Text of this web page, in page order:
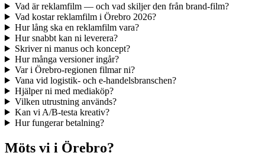
Vad är reklamfilm — och vad skiljer den från brand-film?
Vad kostar reklamfilm i Örebro 2026?
Hur lång ska en reklamfilm vara?
Hur snabbt kan ni leverera?
Skriver ni manus och koncept?
Hur många versioner ingår?
Var i Örebro-regionen filmar ni?
Vana vid logistik- och e-handelsbranschen?
Hjälper ni med mediaköp?
Vilken utrustning används?
Kan vi A/B-testa kreativ?
Hur fungerar betalning?
Möts vi i Örebro?